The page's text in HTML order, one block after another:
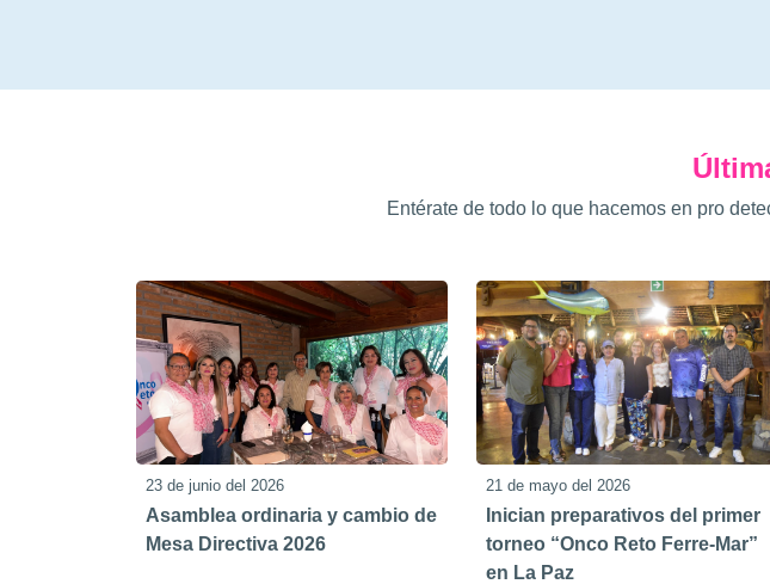
Entérate de todo lo que hacemos en pro
23 de junio del 2026
Asamblea ordinaria y cambio de
Mesa Directiva 2026
21 de mayo del 2026
Inician preparativos del primer
torneo “Onco Reto Ferre-Mar”
en La Paz